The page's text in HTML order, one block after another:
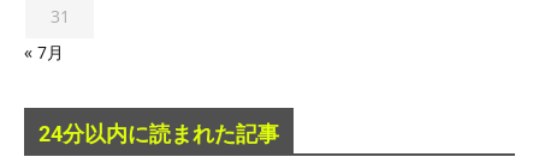
31
« 7月
24分以内に読まれた記事